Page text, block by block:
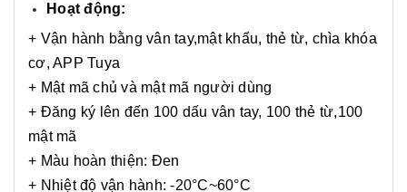
Hoạt động:
+ Vận hành bằng vân tay,mật khẩu, thẻ từ, chìa khóa
cơ, APP Tuya
+ Mật mã chủ và mật mã người dùng
+ Đăng ký lên đến 100 dấu vân tay, 100 thẻ từ,100
mật mã
+ Màu hoàn thiện: Đen
+ Nhiệt độ vận hành: -20°C~60°C